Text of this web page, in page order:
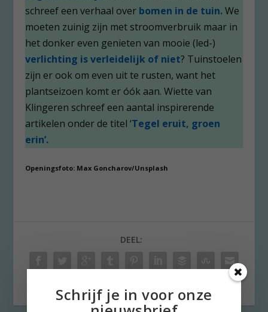
schreef een verhaal over bomen in de tuin.We
moeten zuinig zijn met stroomverbruik maar in
het donker even genieten van mooie (led-)
verlichting is verleidelijk of niet? Tuinstoelen
zijn er ook om even uit te rusten, want het
plantseizoen komt er óók aan. Wiette van
Klingeren schreef een aantal inspirerende
artikelen onder de titel ‘Tegel eruit, groen
erin’.
Openingsfoto: Max Goncharov/Unsplash
DEEL:
Schrijf je in voor onze